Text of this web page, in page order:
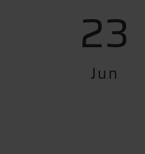
23
Jun